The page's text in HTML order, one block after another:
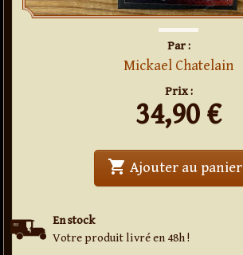
Par :
Mickael Chatelain
Prix :
34,90 €
En stock
Votre produit livré en 48h !
shopping_cart Ajouter au panier